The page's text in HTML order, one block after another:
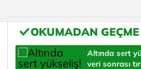
Altında sert
veri sonrası